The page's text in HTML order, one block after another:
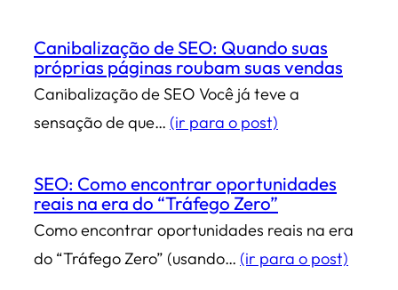
Canibalização de SEO: Quando suas
próprias páginas roubam suas vendas
Canibalização de SEO Você já teve a
sensação de que… (ir para o post)
SEO: Como encontrar oportunidades
reais na era do “Tráfego Zero”
Como encontrar oportunidades reais na era
do “Tráfego Zero” (usando… (ir para o post)